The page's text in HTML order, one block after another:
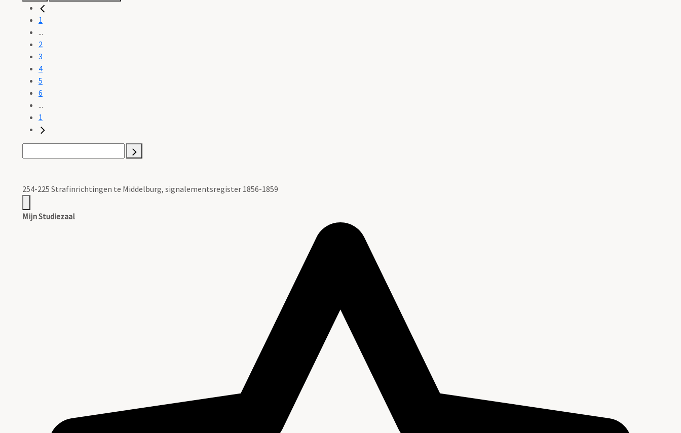
1
...
2
3
4
5
6
...
1
254-225 Strafinrichtingen te Middelburg, signalementsregister 1856-1859
Mijn Studiezaal